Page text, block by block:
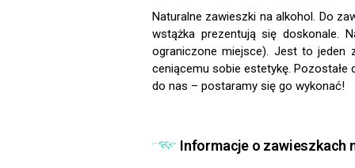
Naturalne zawieszki na alkohol. Do
wstążka prezentują się doskonale.
ograniczone miejsce). Jest to jeden
ceniącemu sobie estetykę.
do nas – postaramy się go wykonać!
Informacje o zawieszkach